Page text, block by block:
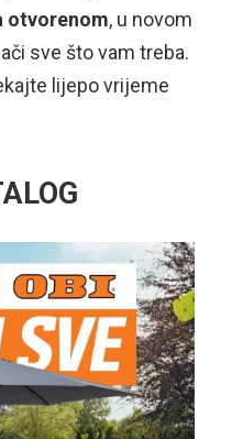
otvorenom, u novom
sve što vam treba.
lijepo vrijeme